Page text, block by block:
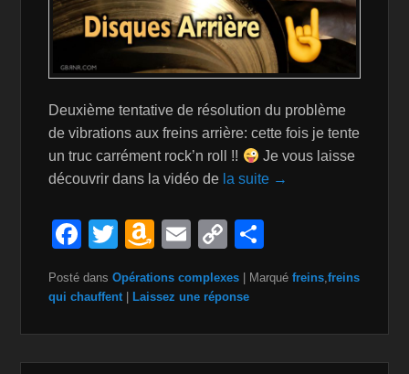
Deuxième tentative de résolution du problème
de vibrations aux freins arrière: cette fois je tente
un truc carrément rock’n roll !!
Je vous laisse
découvrir dans la vidéo de la suite →
F
a
c
T
wi
tt
A
a
E
m
ail
C
o
p
ar
ta
Posté dans Opérations complexes Marqué freins,freins
qui chauffent
Laissez une réponse